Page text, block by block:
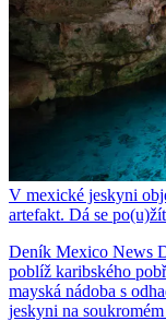
V mexické jeskyni
artefakt. Dá se
Deník Mexico News
poblíž karibského
mayská nádoba s
jeskyni na